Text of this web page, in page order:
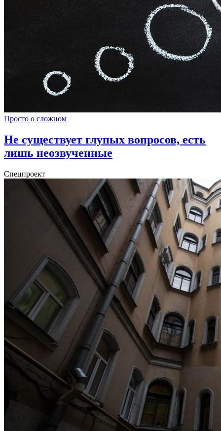
Просто о сложном
Не существует глупых вопросов, есть
лишь неозвученные
Спецпроект